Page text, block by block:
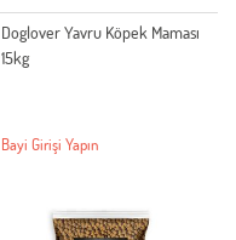
Doglover Yavru Köpek Maması
15kg
Bayi Girişi Yapın